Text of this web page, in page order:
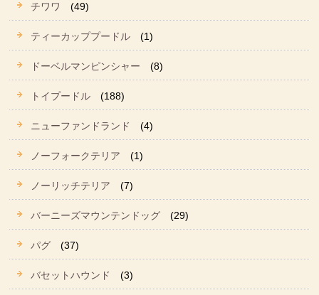
チワワ (49)
ティーカッププードル (1)
ドーベルマンピンシャー (8)
トイプードル (188)
ニューファンドランド (4)
ノーフォークテリア (1)
ノーリッチテリア (7)
バーニーズマウンテンドッグ (29)
パグ (37)
バセットハウンド (3)